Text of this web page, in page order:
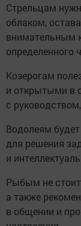
Стрельцам
облаком,
внимательным
определенного
Козерогам
и открытыми в
с
Водолеям
для решения
и
Рыбым не
а также
в общении и